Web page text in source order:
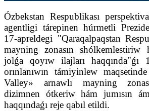
Ózbekstan Respublikası
agentligi tárepinen húrmetli
17-apreldegi "Qaraqalpaqstan
mayning zonasın shólkemlestiriw
jolǵa qoyıw ilajları haqqında"ǵı
orınlanıwın támiyinlew
Valley» arnawlı mayning
dizimnen ótkeriw hám jumısın
haqqındaǵı reje qabıl etildi.